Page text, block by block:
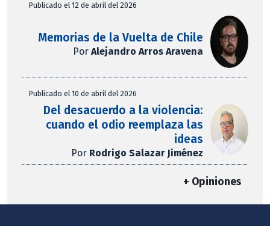
Publicado el 12 de abril del 2026
Memorias de la Vuelta de Chile
PorAlejandro Arros Aravena
Publicado el 10 de abril del 2026
Del desacuerdo a la violencia:
cuando el odio reemplaza las
ideas
Por Rodrigo Salazar Jiménez
+ Opiniones